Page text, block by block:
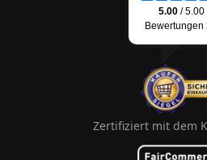
Zertifiziert mit dem